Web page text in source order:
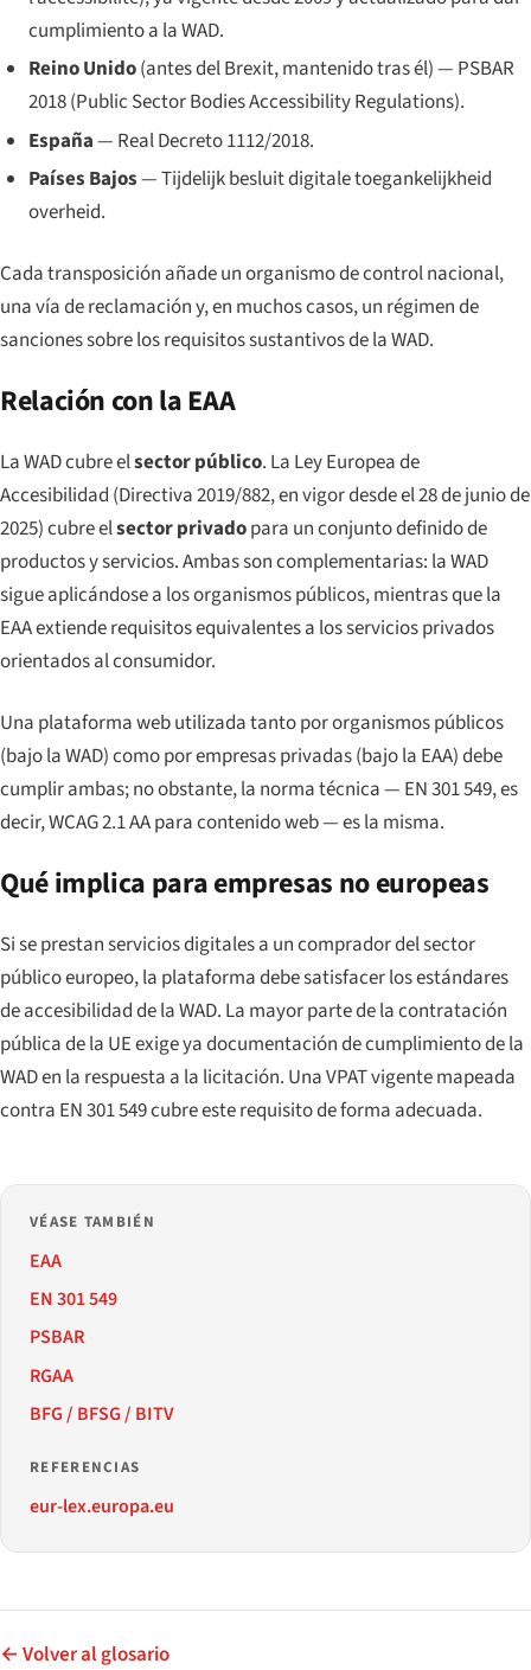
cumplimiento a la WAD.
Reino Unido(antes del Brexit, mantenido tras él) — PSBAR
2018 (Public Sector Bodies Accessibility Regulations).
España— Real Decreto 1112/2018.
Países Bajos—Tijdelijk besluit digitale toegankelijkheid
overheid.
Cada transposición añade un organismo de control nacional,
una vía de reclamación y, en muchos casos, un régimen de
sanciones sobre los requisitos sustantivos de la WAD.
Relación con la EAA
La WAD cubre elsector público. La Ley Europea de
Accesibilidad (Directiva 2019/882, en vigor desde el 28 de junio de
2025) cubre elsector privadopara un conjunto definido de
productos y servicios. Ambas son complementarias: la WAD
sigue aplicándose a los organismos públicos, mientras que la
EAA extiende requisitos equivalentes a los servicios privados
orientados al consumidor.
Una plataforma web utilizada tanto por organismos públicos
(bajo la WAD) como por empresas privadas (bajo la EAA) debe
cumplir ambas; no obstante, la norma técnica — EN 301 549, es
decir, WCAG 2.1 AA para contenido web — es la misma.
Qué implica para empresas no europeas
Si se prestan servicios digitales a un comprador del sector
público europeo, la plataforma debe satisfacer los estándares
de accesibilidad de la WAD. La mayor parte de la contratación
pública de la UE exige ya documentación de cumplimiento de la
WAD en la respuesta a la licitación. Una VPAT vigente mapeada
contra EN 301 549 cubre este requisito de forma adecuada.
VÉASE TAMBIÉN
EAA
EN 301 549
PSBAR
RGAA
BFG / BFSG / BITV
REFERENCIAS
eur-lex.europa.eu
← Volver al glosario